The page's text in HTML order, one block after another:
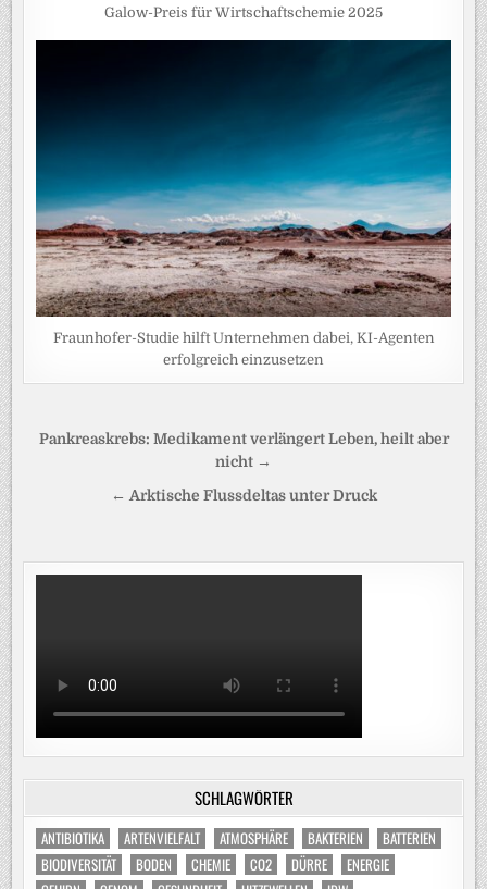
Galow-Preis für Wirtschaftschemie 2025
Fraunhofer-Studie hilft Unternehmen dabei, KI-Agenten
erfolgreich einzusetzen
Beitragsnavigation
Pankreaskrebs: Medikament verlängert Leben, heilt aber
nicht →
← Arktische Flussdeltas unter Druck
SCHLAGWÖRTER
ANTIBIOTIKA ARTENVIELFALT ATMOSPHÄRE BAKTERIEN
BATTERIEN
BIODIVERSITÄT
BODEN CHEMIE CO2 DÜRRE
ENERGIE